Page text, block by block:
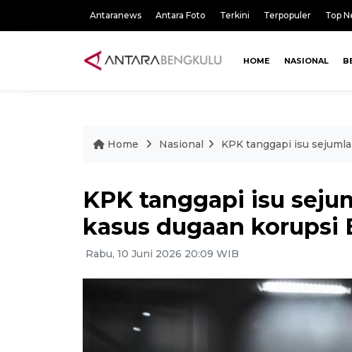
Antaranews Antara Foto Terkini Terpopuler Top
HOME NASIONAL
Home Nasional KPK tanggapi isu
KPK tanggapi isu
kasus dugaan korupsi
Rabu, 10 Juni 2026 20:09 WIB